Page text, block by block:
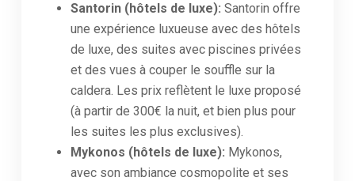
Santorin (hôtels de luxe): Santorin offre
une expérience luxueuse avec des hôtels
de luxe, des suites avec piscines privées
et des vues à couper le souffle sur la
caldera. Les prix reflètent le luxe proposé
(à partir de 300€ la nuit, et bien plus pour
les suites les plus exclusives).
Mykonos (hôtels de luxe): Mykonos,
avec son ambiance cosmopolite et ses